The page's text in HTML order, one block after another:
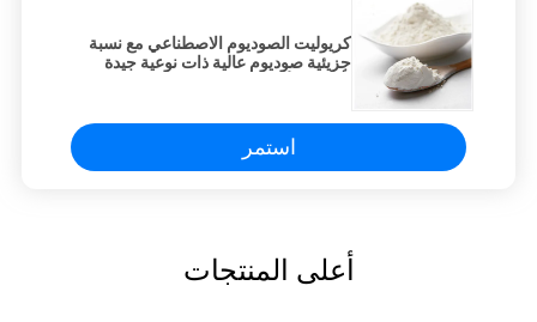
كريوليت الصوديوم الاصطناعي مع نسبة
جزيئية صوديوم عالية ذات نوعية جيدة
استمر
أعلى المنتجات